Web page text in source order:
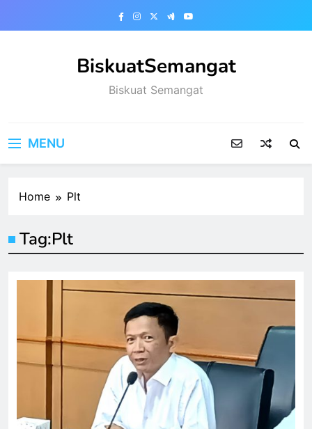
BiskuatSemangat
Biskuat Semangat
MENU
Home Plt
Tag:Plt